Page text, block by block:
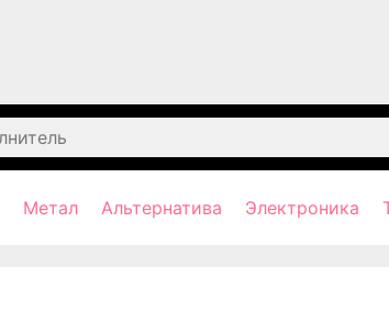
Метал Альтернатива Электроника